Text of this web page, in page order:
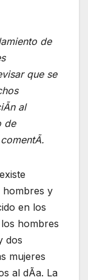
de
que se
al
de
hombres y
en los
hombres
dos
mujeres
al dÃa. La